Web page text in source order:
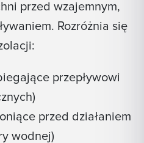
przed wzajemnym,
Rozróżnia się
przepływowi
przed działaniem
wodnej)